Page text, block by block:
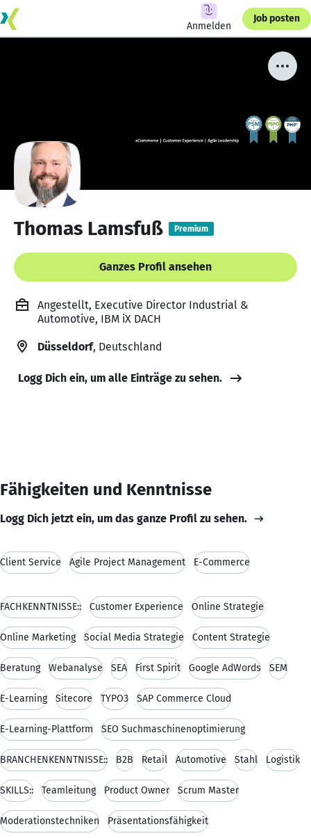
Anmelden
Job posten
Thomas Lamsfuß Premium
Ganzes Profil ansehen
Angestellt, Executive Director Industrial &
Automotive, IBM iX DACH
Düsseldorf, Deutschland
Logg Dich ein, um alle Einträge zu sehen.
Fähigkeiten und Kenntnisse
Logg Dich jetzt ein, um das ganze Profil zu sehen.
Client Service Agile Project Management E-Commerce
FACHKENNTNISSE:: Customer Experience Online Strategie
Online Marketing Social Media Strategie Content Strategie
Beratung Webanalyse SEA First Spirit Google AdWords SEM
E-Learning Sitecore TYPO3 SAP Commerce Cloud
E-Learning-Plattform SEO Suchmaschinenoptimierung
BRANCHENKENNTNISSE:: B2B Retail Automotive Stahl Logistik
SKILLS:: Teamleitung Product Owner Scrum Master
Moderationstechniken Präsentationsfähigkeit